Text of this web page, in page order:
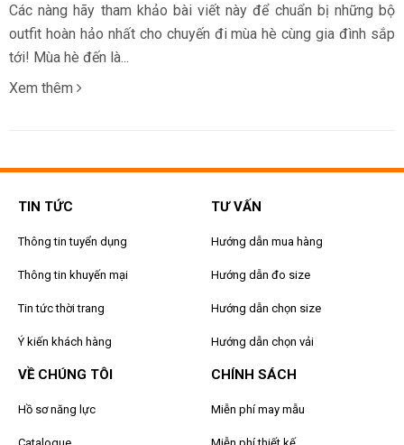
Các nàng hãy tham khảo bài viết này để chuẩn bị những bộ
outfit hoàn hảo nhất cho chuyến đi mùa hè cùng gia đình sắp
tới! Mùa hè đến là...
Xem thêm
TIN TỨC
Thông tin tuyển dụng
Thông tin khuyến mại
Tin tức thời trang
Ý kiến khách hàng
TƯ VẤN
Hướng dẫn mua hàng
Hướng dẫn đo size
Hướng dẫn chọn size
Hướng dẫn chọn vải
VỀ CHÚNG TÔI
Hồ sơ năng lực
CHÍNH SÁCH
Miễn phí may mẫu